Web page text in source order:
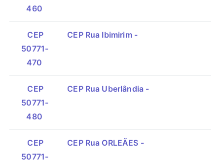
460
CEP
50771-
470
CEP Rua Ibimirim -
CEP
50771-
480
CEP Rua Uberlândia -
CEP
50771-
CEP Rua ORLEÃES -